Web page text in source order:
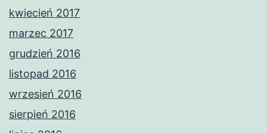
kwiecień 2017
marzec 2017
grudzień 2016
listopad 2016
wrzesień 2016
sierpień 2016